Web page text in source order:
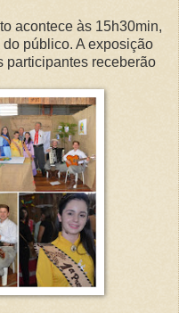
às 15h30min,
público. A exposição
participantes receberão